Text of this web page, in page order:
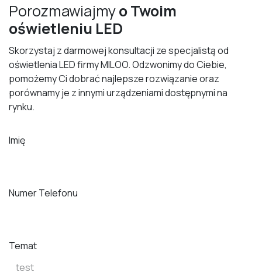
Porozmawiajmyo Twoim
oświetleniu LED
Skorzystaj z darmowej konsultacji ze specjalistą od
oświetlenia LED firmy MILOO. Odzwonimy do Ciebie,
pomożemy Ci dobrać najlepsze rozwiązanie oraz
porównamy je z innymi urządzeniami dostępnymi na
rynku.
Imię
Numer Telefonu
Temat